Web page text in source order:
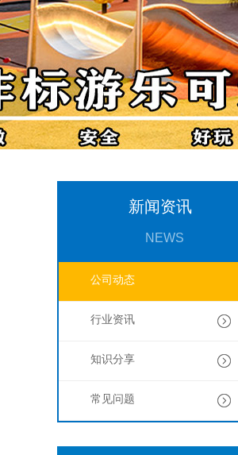
新闻资讯
NEWS
公司动态
行业资讯
知识分享
常见问题